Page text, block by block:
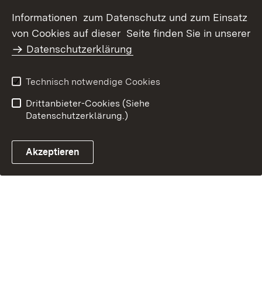
Barrierefreiheit
Benutzungshinweise
Impressum
Informationen zum Datenschutz und zum Einsatz
von Cookies auf dieser Seite finden Sie in unserer
Datenschutzerklärung
Technisch notwendige Cookies
Drittanbieter-Cookies (Siehe
Datenschutzerklärung.)
Akzeptieren